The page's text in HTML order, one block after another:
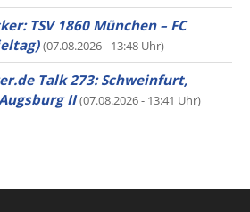
TSV 1860 München – FC
(07.08.2026 - 13:48 Uhr)
Talk 273: Schweinfurt,
II (07.08.2026 - 13:41 Uhr)